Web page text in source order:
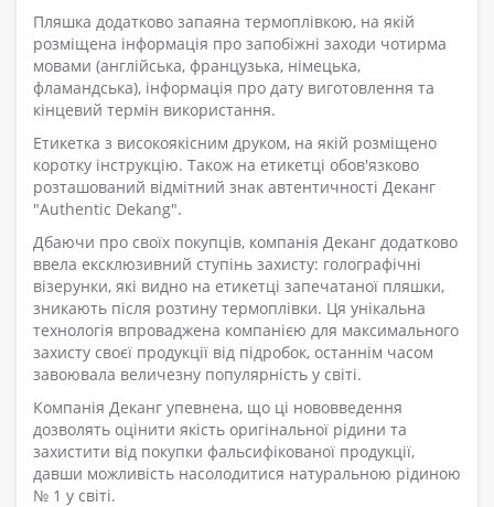
Пляшка додатково запаяна термоплівкою, на якій
розміщена інформація про запобіжні заходи чотирма
мовами (англійська, французька, німецька,
фламандська), інформація про дату виготовлення та
кінцевий термін використання.
Етикетка з високоякісним друком, на якій розміщено
коротку інструкцію. Також на етикетці обов'язково
розташований відмітний знак автентичності Деканг
"Authentic Dekang".
Дбаючи про своїх покупців, компанія Деканг додатково
ввела ексклюзивний ступінь захисту: голографічні
візерунки, які видно на етикетці запечатаної пляшки,
зникають після розтину термоплівки. Ця унікальна
технологія впроваджена компанією для максимального
захисту своєї продукції від підробок, останнім часом
завоювала величезну популярність у світі.
Компанія Деканг упевнена, що ці нововведення
дозволять оцінити якість оригінальної рідини та
захистити від покупки фальсифікованої продукції,
давши можливість насолодитися натуральною рідиною
№ 1 у світі.